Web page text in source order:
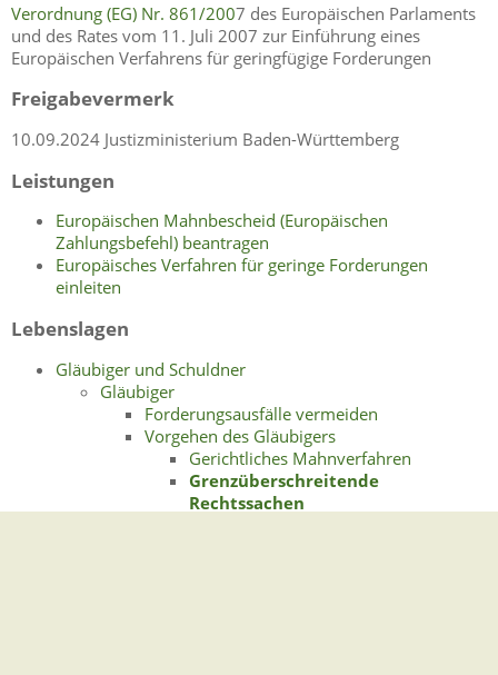
Verordnung (EG) Nr. 861/2007 des Europäischen Parlaments
und des Rates vom 11. Juli 2007 zur Einführung eines
Europäischen Verfahrens für geringfügige Forderungen
Freigabevermerk
10.09.2024 Justizministerium Baden-Württemberg
Leistungen
Europäischen Mahnbescheid (Europäischen
Zahlungsbefehl) beantragen
Europäisches Verfahren für geringe Forderungen
einleiten
Lebenslagen
Gläubiger und Schuldner
Gläubiger
Forderungsausfälle vermeiden
Vorgehen des Gläubigers
Gerichtliches Mahnverfahren
Grenzüberschreitende
Rechtssachen